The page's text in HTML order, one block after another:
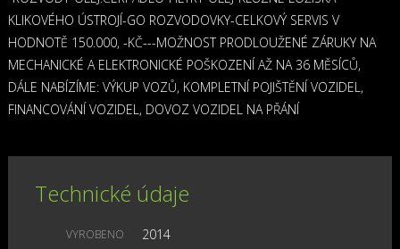
KLIKOVÉHO ÚSTROJÍ-GO ROZVODOVKY-CELKOVÝ SERVIS V
HODNOTĚ 150.000, -KČ---MOŽNOST PRODLOUŽENÉ ZÁRUKY NA
MECHANICKÉ A ELEKTRONICKÉ POŠKOZENÍ AŽ NA 36 MĚSÍCŮ,
DÁLE NABÍZÍME: VÝKUP VOZŮ, KOMPLETNÍ POJIŠTĚNÍ VOZIDEL,
FINANCOVÁNÍ VOZIDEL, DOVOZ VOZIDEL NA PŘÁNÍ
Technické údaje
VYROBENO 2014